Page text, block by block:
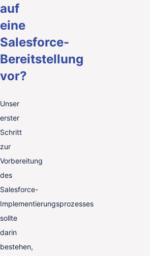
auf
eine
Salesforce-
Bereitstellung
vor?
Unser
erster
Schritt
zur
Vorbereitung
des
Salesforce-
Implementierungsprozesses
sollte
darin
bestehen,